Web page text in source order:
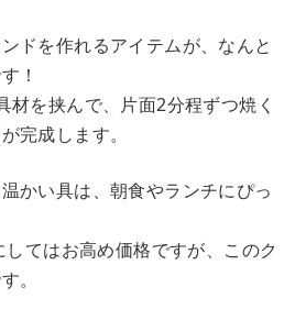
ドを作れるアイテムが、なんと
！
材を挟んで、片面2分程ずつ焼く
完成します。
かい具は、朝食やランチにぴっ
てはお高め価格ですが、このク
。